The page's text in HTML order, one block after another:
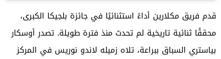
قدم فريق مكلارين أداءً استثنائيًا في جائزة بلجيكا الكبرى،
محققًا ثنائية تاريخية لم تحدث منذ فترة طويلة. تصدر أوسكار
بياستري السباق ببراعة، تلاه زميله لاندو نوريس في المركز